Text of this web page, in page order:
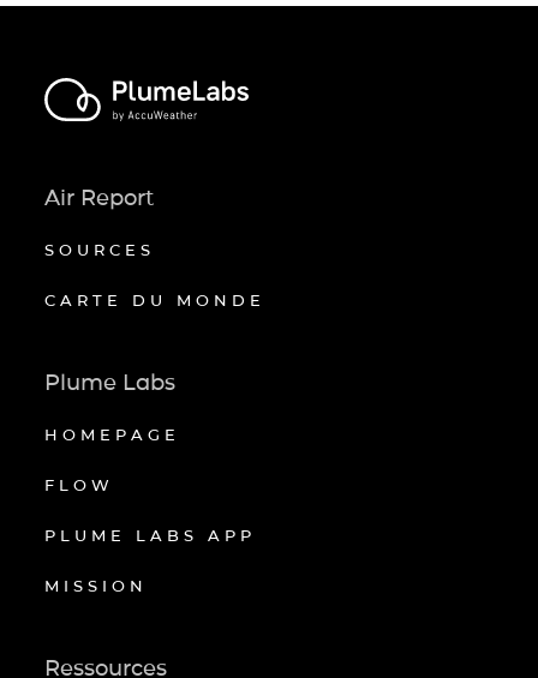
Air Report
SOURCES
CARTE DU MONDE
Plume Labs
HOMEPAGE
FLOW
PLUME LABS APP
MISSION
Ressources